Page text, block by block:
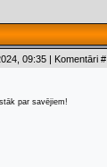
09:35 | Komentāri #
par savējiem!